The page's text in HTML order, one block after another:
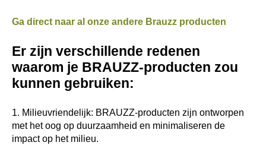
Ga direct naar al onze andere Brauzz producten
Er zijn verschillende redenen
waarom je BRAUZZ-producten zou
kunnen gebruiken:
1. Milieuvriendelijk: BRAUZZ-producten zijn ontworpen
met het oog op duurzaamheid en minimaliseren de
impact op het milieu.